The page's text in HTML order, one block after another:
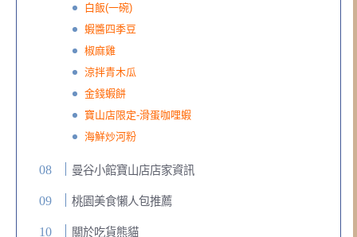
白飯(一碗)
蝦醬四季豆
椒麻雞
涼拌青木瓜
金錢蝦餅
寶山店限定-滑蛋咖哩蝦
海鮮炒河粉
曼谷小館寶山店店家資訊
桃園美食懶人包推薦
關於吃貨熊貓